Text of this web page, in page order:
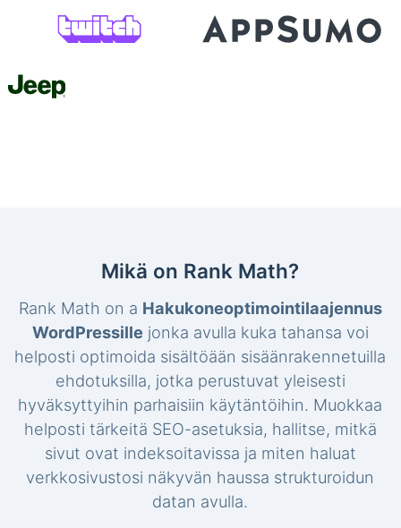
Mikä on Rank Math?
Rank Math on a Hakukoneoptimointilaajennus
WordPressille jonka avulla kuka tahansa voi
helposti optimoida sisältöään sisäänrakennetuilla
ehdotuksilla, jotka perustuvat yleisesti
hyväksyttyihin parhaisiin käytäntöihin. Muokkaa
helposti tärkeitä SEO-asetuksia, hallitse, mitkä
sivut ovat indeksoitavissa ja miten haluat
verkkosivustosi näkyvän haussa strukturoidun
datan avulla.